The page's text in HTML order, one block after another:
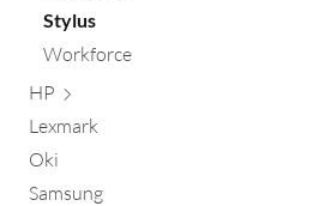
Stylus
Workforce
HP
Lexmark
Oki
Samsung